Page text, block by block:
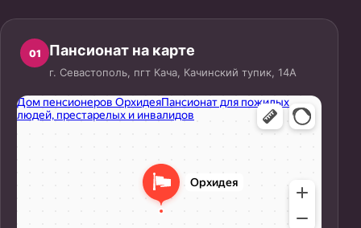
01 Пансионат на карте
г. Севастополь, пгт Кача, Качинский тупик, 14А